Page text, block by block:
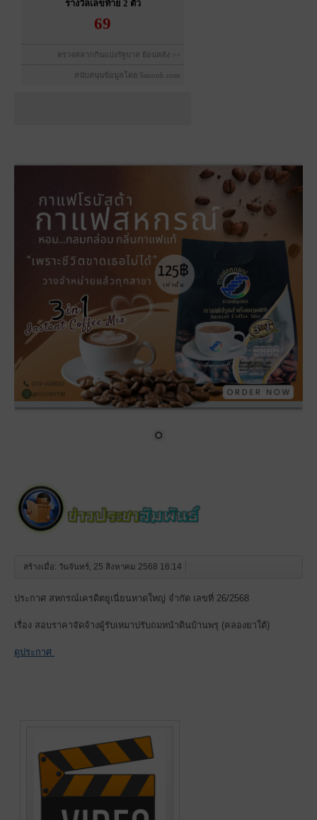
สร้างเมื่อ: วันจันทร์, 25 สิงหาคม 2568 16:14
ประกาศ สหกรณ์เครดิตยูเนี่ยนหาดใหญ่ จำกัด เลขที่ 26/2568
เรื่อง สอบราคาจัดจ้างผู้รับเหมาปรับถมหน้าดินบ้านพรุ (คลองยาใต้)
ดูประกาศ